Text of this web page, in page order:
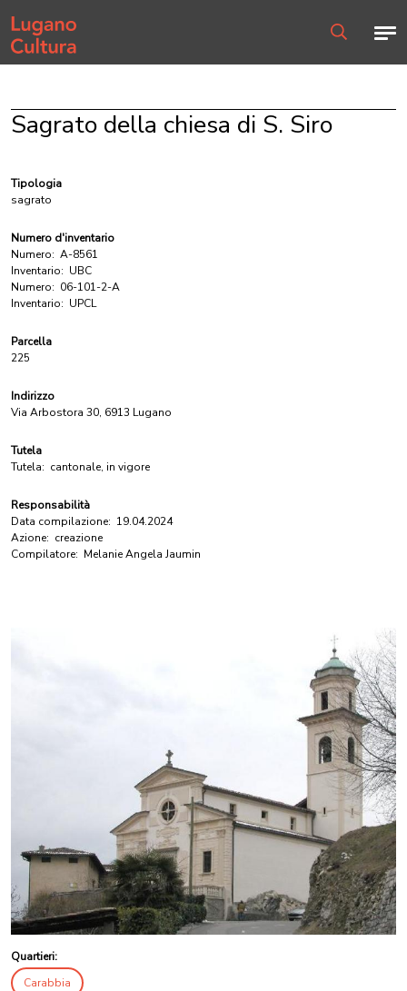
Home page
Sagrato della chiesa di S. Siro
Tipologia
sagrato
Numero d'inventario
Numero: A-8561
Inventario: UBC
Numero: 06-101-2-A
Inventario: UPCL
Parcella
225
Indirizzo
Via Arbostora 30, 6913 Lugano
Tutela
Tutela: cantonale, in vigore
Responsabilità
Data compilazione: 19.04.2024
Azione: creazione
Compilatore: Melanie Angela Jaumin
Quartieri:
Carabbia